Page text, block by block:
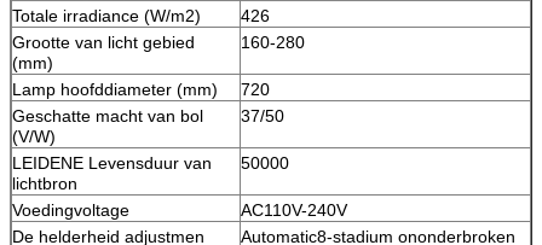
Totale irradiance (W/m2)
426
Grootte van licht gebied
(mm)
160-280
Lamp hoofddiameter (mm)
720
Geschatte macht van bol
(V/W)
37/50
LEIDENE Levensduur van
lichtbron
50000
Voedingvoltage
AC110V-240V
De helderheid adjustmen
Automatic8-stadium ononderbroken